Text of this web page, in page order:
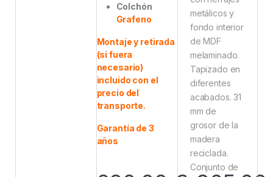
Colchón
Grafeno
Montaje y retirada
(si fuera
necesario)
incluido con el
precio del
transporte.
Garantía de 3
años
metálicos y
fondo interior
de MDF
melaminado.
Tapizado en
diferentes
acabados. 31
mm de
grosor de la
madera
reciclada.
Conjunto de